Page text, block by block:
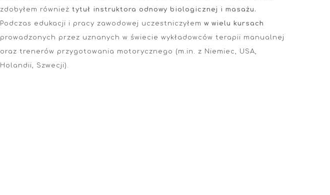
zdobyłem równieżtytuł instruktora odnowy biologicznej i masażu.
Podczas edukacji i pracy zawodowej uczestniczyłemw wielu kursach
prowadzonych przez uznanych w świecie wykładowców terapii manualnej
oraz trenerów przygotowania motorycznego (m.in. z Niemiec, USA,
Holandii, Szwecji).